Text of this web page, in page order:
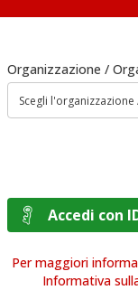
Organizzazione /
Per maggiori
Informativa